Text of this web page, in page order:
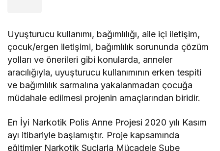
Uyuşturucu kullanımı, bağımlılığı, aile içi iletişim,
çocuk/ergen iletişimi, bağımlılık sorununda çözüm
yolları ve önerileri gibi konularda, anneler
aracılığıyla, uyuşturucu kullanımının erken tespiti
ve bağımlılık sarmalına yakalanmadan çocuğa
müdahale edilmesi projenin amaçlarından biridir.
En İyi Narkotik Polis Anne Projesi 2020 yılı Kasım
ayı itibariyle başlamıştır. Proje kapsamında
eğitimler Narkotik Suçlarla Mücadele Şube